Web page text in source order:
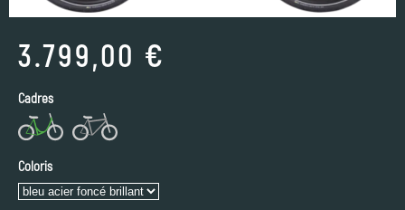
3.799,00 €
Cadres
Coloris